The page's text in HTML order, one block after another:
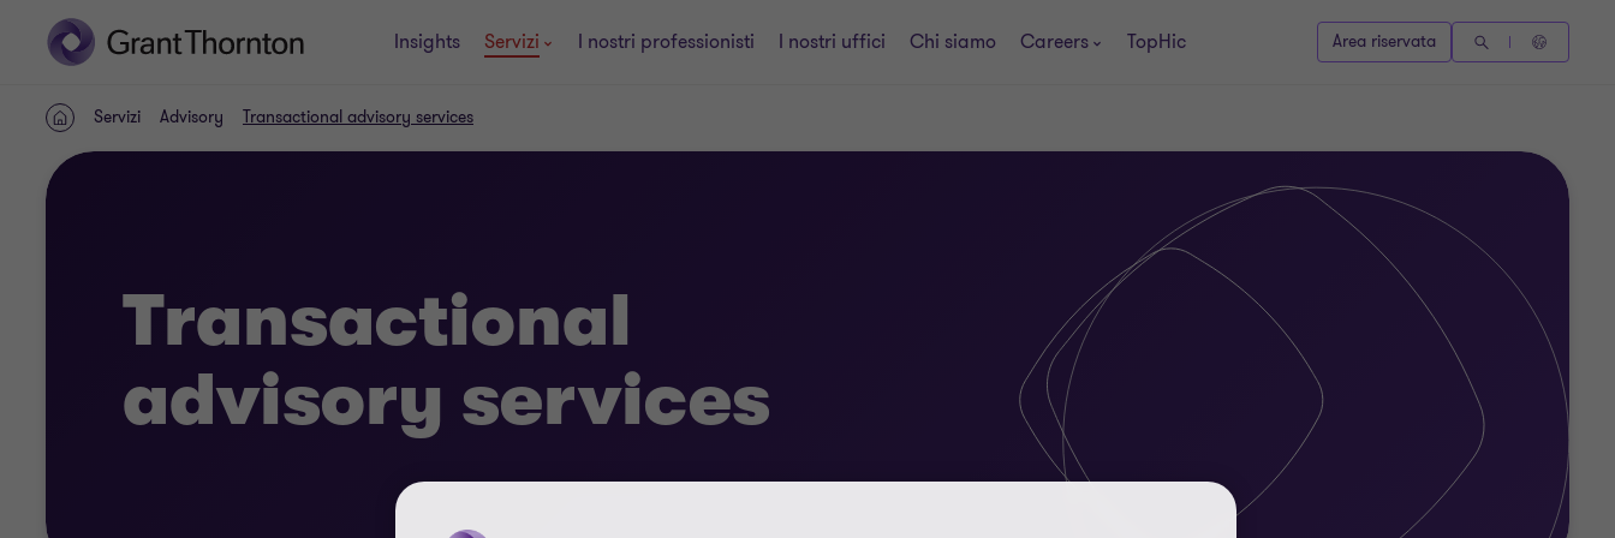
Insights Servizi I nostri professionisti I nostri uffici Chi siamo Careers TopHic Area riservata
HOMEServizi Advisory Transactional advisory services
Transactional
advisory services